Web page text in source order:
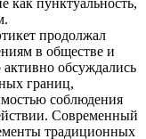
как пунктуальность,
продолжал
в обществе и
обсуждались
границ,
соблюдения
Современный
традиционных